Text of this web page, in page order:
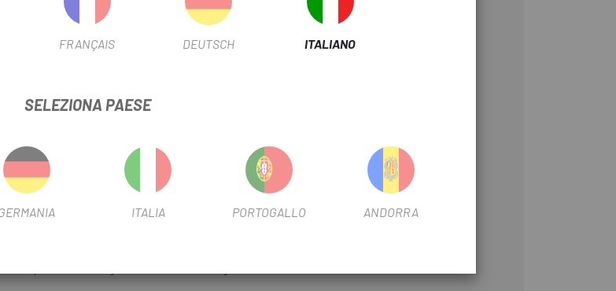
creano giunzioni a tenuta stagna.
FRANÇAIS DEUTSCH ITALIANO
SELEZIONA PAESE
ITALIA PORTOGALLO ANDORRA